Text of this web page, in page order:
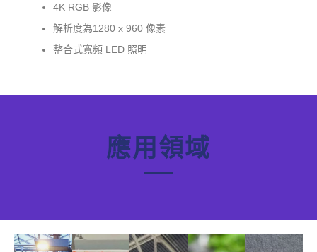
4K RGB 影像
解析度為1280 x 960 像素
整合式寬頻 LED 照明
應用領域